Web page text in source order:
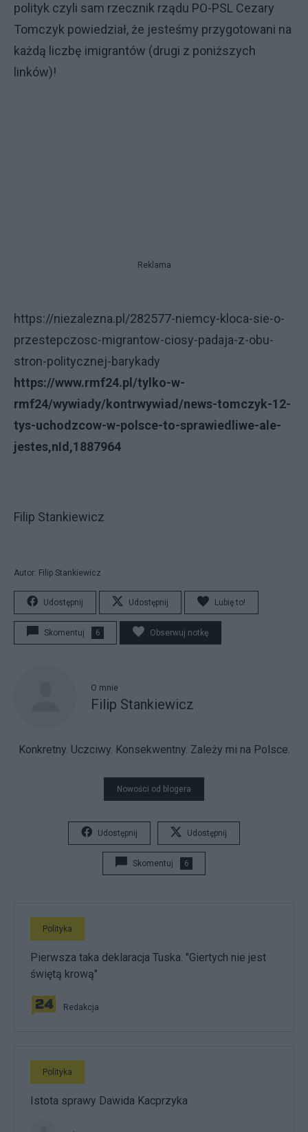
polityk czyli sam rzecznik rządu PO-PSL Cezary
Tomczyk powiedział, że jesteśmy przygotowani na
każdą liczbę imigrantów (drugi z poniższych
linków)!
Reklama
https://niezalezna.pl/282577-niemcy-kloca-sie-o-
przestepczosc-migrantow-ciosy-padaja-z-obu-
stron-politycznej-barykady
https://www.rmf24.pl/tylko-w-
rmf24/wywiady/kontrwywiad/news-tomczyk-12-
tys-uchodzcow-w-polsce-to-sprawiedliwe-ale-
jestes,nId,1887964
Filip Stankiewicz
Autor: Filip Stankiewicz
Udostępnij Udostępnij Lubię to!
Skomentuj 6 Obserwuj notkę
O mnie
Filip Stankiewicz
Konkretny. Uczciwy. Konsekwentny. Zależy mi na Polsce.
Nowości od blogera
Udostępnij Udostępnij
Skomentuj 6
Polityka
Pierwsza taka deklaracja Tuska. "Giertych nie jest
świętą krową"
Redakcja
Polityka
Istota sprawy Dawida Kacprzyka